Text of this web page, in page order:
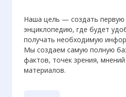
Наша цель — создать
энциклопедию, где будет
получать необходимую
Мы создаем самую полную
фактов, точек зрения,
материалов.